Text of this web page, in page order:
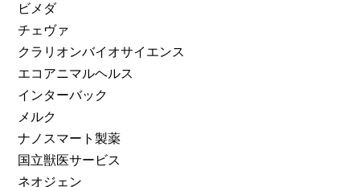
ビメダ
チェヴァ
クラリオンバイオサイエンス
エコアニマルヘルス
インターバック
メルク
ナノスマート製薬
国立獣医サービス
ネオジェン